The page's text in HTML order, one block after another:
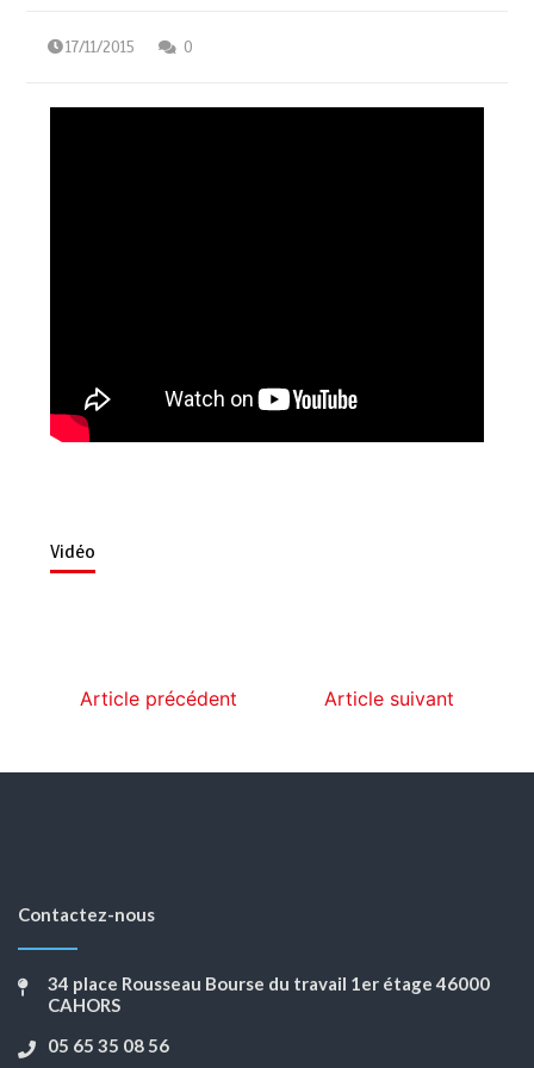
17/11/2015 0
Vidéo
Article précédent Article suivant
Contactez-nous
34 place Rousseau Bourse du travail 1er étage 46000
CAHORS
05 65 35 08 56